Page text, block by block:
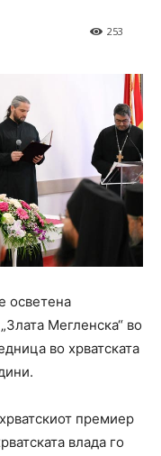
253
осветена
Мегленска“ во
во хрватската
премиер
влада го